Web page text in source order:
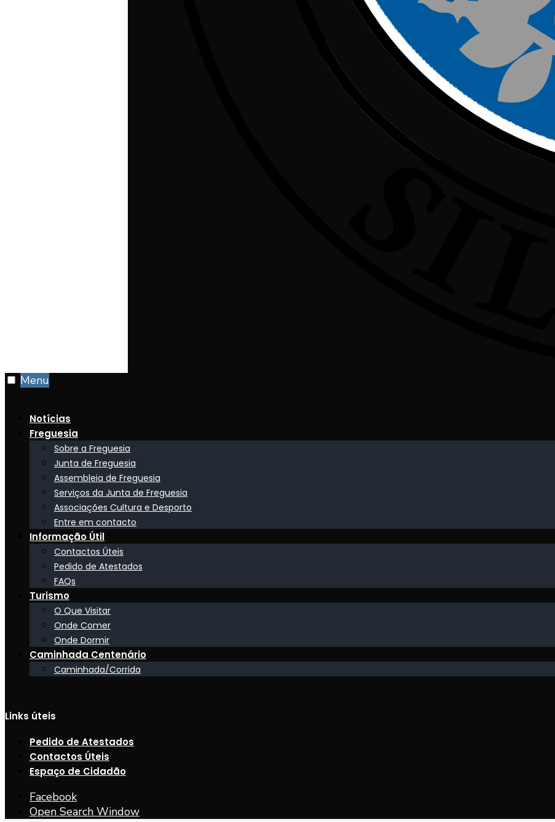
Menu
Notícias
Freguesia
Sobre a Freguesia
Junta de Freguesia
Assembleia de Freguesia
Serviços da Junta de Freguesia
Associações Cultura e Desporto
Entre em contacto
Informação Útil
Contactos Úteis
Pedido de Atestados
FAQs
Turismo
O Que Visitar
Onde Comer
Onde Dormir
Caminhada Centenário
Caminhada/Corrida
Links úteis
Pedido de Atestados
Contactos Úteis
Espaço de Cidadão
Facebook
Open Search Window